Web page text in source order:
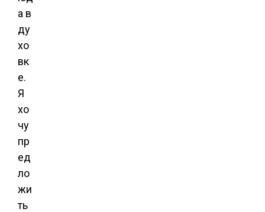
а в
ду
хо
вк
е.
Я
хо
чу
пр
ед
ло
жи
ть